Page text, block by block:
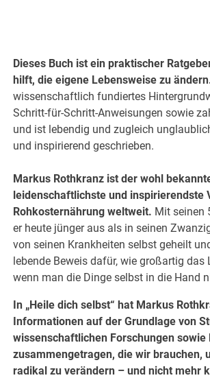
Dieses Buch ist ein praktischer
hilft, die eigene Lebensweise zu
wissenschaftlich fundiertes
Schritt-für-Schritt-Anweisungen sowie
und ist lebendig und zugleich
und inspirierend geschrieben.
Markus Rothkranz ist der wohl
leidenschaftlichste und inspirierendste
Rohkosternährung weltweit. Mit seinen
er heute jünger aus als in seinen
von seinen Krankheiten selbst geheilt
lebende Beweis dafür, wie großartig das
wenn man die Dinge selbst in die Hand
In „Heile dich selbst“ hat Markus
Informationen auf der Grundlage von
wissenschaftlichen Forschungen sowie
zusammengetragen, die wir brauchen,
radikal zu verändern – und nicht mehr